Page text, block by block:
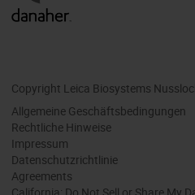
Copyright Leica Biosystems
Allgemeine Geschäftsbedingungen
Rechtliche Hinweise
Impressum
Datenschutzrichtlinie
Agreements
California: Do Not Sell or Share My